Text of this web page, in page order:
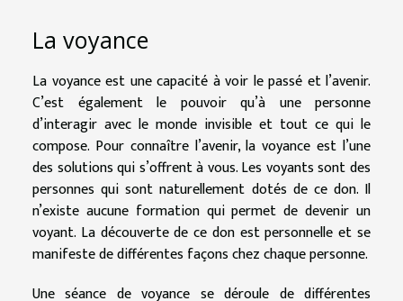
La voyance
La voyance est une capacité à voir le passé et l’avenir.
C’est également le pouvoir qu’à une personne
d’interagir avec le monde invisible et tout ce qui le
compose. Pour connaître l’avenir, la voyance est l’une
des solutions qui s’offrent à vous. Les voyants sont des
personnes qui sont naturellement dotés de ce don. Il
n’existe aucune formation qui permet de devenir un
voyant. La découverte de ce don est personnelle et se
manifeste de différentes façons chez chaque personne.
Une séance de voyance se déroule de différentes